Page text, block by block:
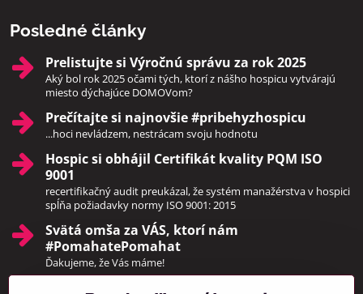
Posledné články
Prelistujte si Výročnú správu za rok 2025
Aký bol rok 2025 očami tých, ktorí z nášho hospicu vytvárajú
miesto dýchajúce DOMOVom?
Prečítajte si najnovšie #pribehyzhospicu
...hoci nevládzem, nestrácam svoju hodnotu
Hospic si obhájil Certifikát kvality PQM ISO
9001
recertifikačný audit preukázal, že systém manažérstva v hospici
spĺňa požiadavky normy ISO 9001: 2015
Svätá omša za VÁS, ktorí nám
#PomahatePomahat
Ďakujeme, že Vás máme!